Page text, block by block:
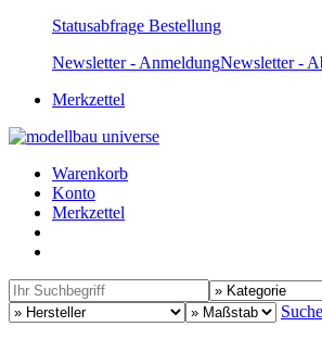
Statusabfrage Bestellung
Newsletter - AnmeldungNewsletter -
Merkzettel
Warenkorb
Konto
Merkzettel